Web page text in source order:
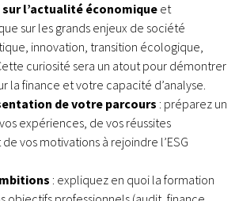
l’actualité économique et
sur les grands enjeux de société
innovation, transition écologique,
curiosité sera un atout pour démontrer
la finance et votre capacité d’analyse.
de votre parcours : préparez un
expériences, de vos réussites
vos motivations à rejoindre l’ESG
: expliquez en quoi la formation